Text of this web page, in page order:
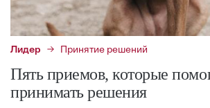
Лидер Принятие решений
Пять приемов, которые
принимать решения